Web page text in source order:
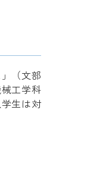
（文部
工学科
生は対